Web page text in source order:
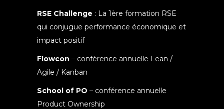
RSE Challenge : La 1ère formation RSE
qui conjugue performance économique et
impact positif
Flowcon – conférence annuelle Lean /
Agile / Kanban
School of PO – conférence annuelle
Product Ownership